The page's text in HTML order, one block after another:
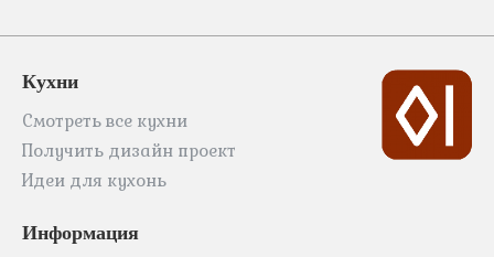
Кухни
Смотреть все кухни
Получить дизайн проект
Идеи для кухонь
Информация